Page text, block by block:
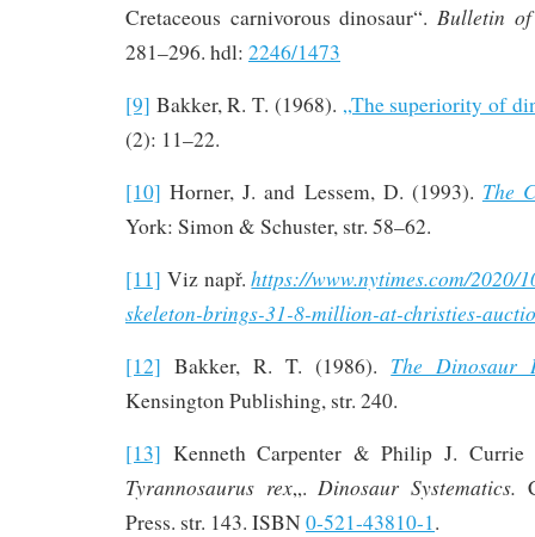
Cretaceous carnivorous dinosaur“. Bulletin
281–296. hdl: 2246/1473
[9] Bakker, R. T. (1968). „The superiority of
(2): 11–22.
[10] Horner, J. and Lessem, D. (1993). The
York: Simon & Schuster, str. 58–62.
[11] Viz např.https://www.nytimes.com/2020/
skeleton-brings-31-8-million-at-christies-
[12] Bakker, R. T. (1986). The Dinosaur
Kensington Publishing, str. 240.
[13] Kenneth Carpenter & Philip J. Currie
Tyrannosaurus rex„. Dinosaur Systematics.
Press. str. 143. ISBN0-521-43810-1.